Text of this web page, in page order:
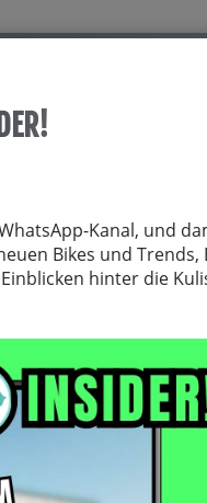
Kanal, und
Bikes und
hinter die